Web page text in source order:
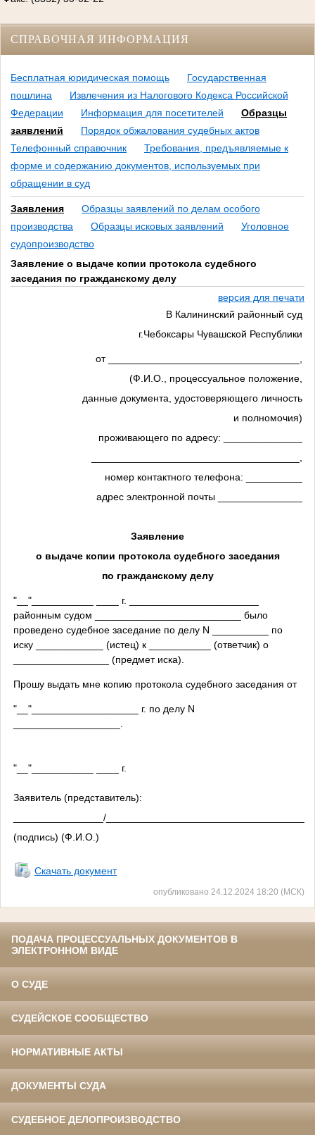
СПРАВОЧНАЯ ИНФОРМАЦИЯ
Бесплатная юридическая помощь
Государственная
пошлина
Извлечения из Налогового Кодекса Российской
Федерации
Информация для посетителей
Образцы
заявлений
Порядок обжалования судебных актов
Телефонный справочник
Требования, предъявляемые к
форме и содержанию документов, используемых при
обращении в суд
Заявления
Образцы заявлений по делам особого
производства
Образцы исковых заявлений
Уголовное
судопроизводство
Заявление о выдаче копии протокола судебного
заседания по гражданскому делу
версия для печати
В Калининский районный суд
г.Чебоксары Чувашской Республики
от __________________________________,
(Ф.И.О., процессуальное положение,
данные документа, удостоверяющего личность
и полномочия)
проживающего по адресу: ______________
_____________________________________,
номер контактного телефона: __________
адрес электронной почты _______________
Заявление
о выдаче копии протокола судебного заседания
по гражданскому делу
"__"___________ ____ г. _______________________
районным судом __________________________ было
проведено судебное заседание по делу N __________ по
иску ____________ (истец) к ___________ (ответчик) о
_________________ (предмет иска).
Прошу выдать мне копию протокола судебного заседания от
"__"___________________ г. по делу N
___________________.
"__"___________ ____ г.
Заявитель (представитель):
________________/
(подпись) (Ф.И.О.)
Скачать документ
опубликовано 24.12.2024 18:20 (МСК)
ПОДАЧА ПРОЦЕССУАЛЬНЫХ ДОКУМЕНТОВ В
ЭЛЕКТРОННОМ ВИДЕ
О СУДЕ
СУДЕЙСКОЕ СООБЩЕСТВО
НОРМАТИВНЫЕ АКТЫ
ДОКУМЕНТЫ СУДА
СУДЕБНОЕ ДЕЛОПРОИЗВОДСТВО